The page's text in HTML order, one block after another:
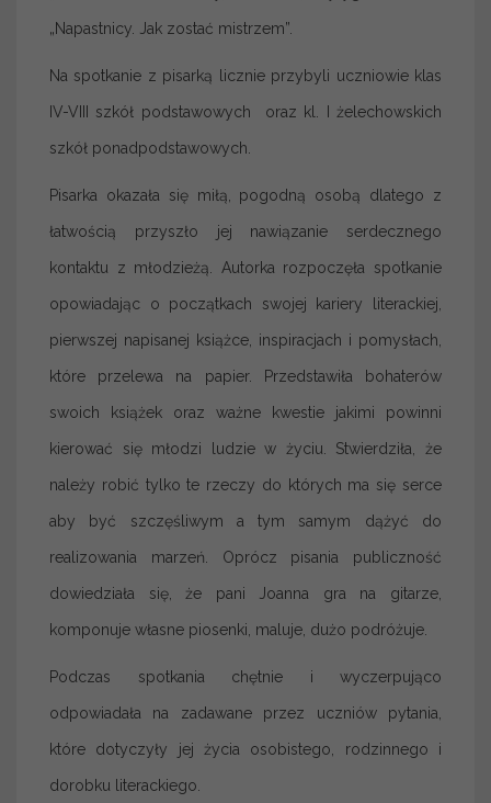
„Napastnicy. Jak zostać mistrzem”.
Na spotkanie z pisarką licznie przybyli uczniowie klas
IV-VIII szkół podstawowych oraz kl. I żelechowskich
szkół ponadpodstawowych.
Pisarka okazała się miłą, pogodną osobą dlatego z
łatwością przyszło jej nawiązanie serdecznego
kontaktu z młodzieżą. Autorka rozpoczęła spotkanie
opowiadając o początkach swojej kariery literackiej,
pierwszej napisanej książce, inspiracjach i pomysłach,
które przelewa na papier. Przedstawiła bohaterów
swoich książek oraz ważne kwestie jakimi powinni
kierować się młodzi ludzie w życiu. Stwierdziła, że
należy robić tylko te rzeczy do których ma się serce
aby być szczęśliwym a tym samym dążyć do
realizowania marzeń. Oprócz pisania publiczność
dowiedziała się, że pani Joanna gra na gitarze,
komponuje własne piosenki, maluje, dużo podróżuje.
Podczas spotkania chętnie i wyczerpująco
odpowiadała na zadawane przez uczniów pytania,
które dotyczyły jej życia osobistego, rodzinnego i
dorobku literackiego.